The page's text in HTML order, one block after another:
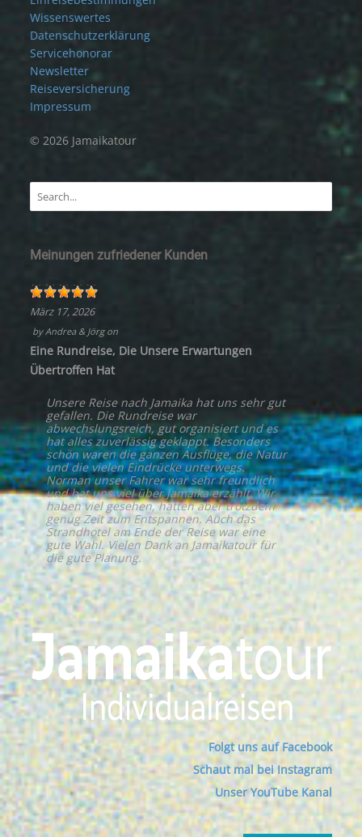
Wissenswertes
Datenschutzerklärung
Servicehonorar
Newsletter
Reiseversicherung
Impressum
© 2026 Jamaikatour
Meinungen zufriedener Kunden
März 17, 2026
byAndrea & Jörgon
Eine Rundreise, Die Unsere Erwartungen
Übertroffen Hat
Unsere Reise nach Jamaika hat uns sehr gut
gefallen. Die Rundreise war
abwechslungsreich, gut organisiert und es
hat alles zuverlässig geklappt. Besonders
schön waren die ganzen Ausflüge, die Natur
und die vielen Eindrücke unterwegs.
Norman unser Fahrer war sehr freundlich
und hat uns viel über Jamaika erzählt. Wir
haben viel gesehen, hatten aber trotzdem
genug Zeit zum Entspannen. Auch das
Strandhotel am Ende der Reise war eine
gute Wahl. Vielen Dank an Jamaikatour für
die gute Planung.
Folgt uns auf Facebook
Schaut mal bei Instagram
Unser YouTube Kanal